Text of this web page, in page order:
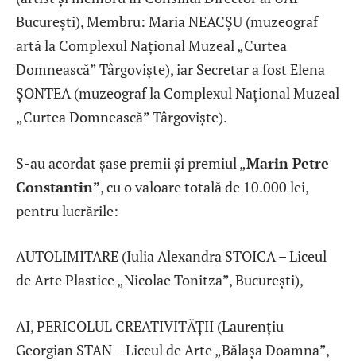
București), Membru: Maria NEACȘU (muzeograf
artă la Complexul Național Muzeal „Curtea
Domnească” Târgoviște), iar Secretar a fost Elena
ȘONTEA (muzeograf la Complexul Național Muzeal
„Curtea Domnească” Târgoviște).
S-au acordat șase premii şi premiul „Marin Petre
Constantin”, cu o valoare totală de 10.000 lei,
pentru lucrările:
AUTOLIMITARE (Iulia Alexandra STOICA – Liceul
de Arte Plastice „Nicolae Tonitza”, București),
AI, PERICOLUL CREATIVITĂȚII (Laurențiu
Georgian STAN – Liceul de Arte „Bălașa Doamna”,